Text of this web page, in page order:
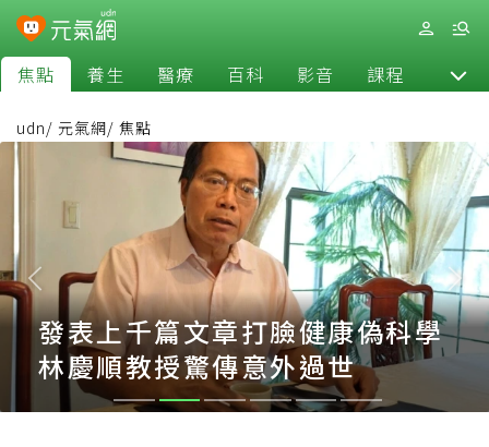
焦點 養生 醫療 百科 影音 課程 退休
udn/ 元氣網/ 焦點
發表上千篇文章打臉健康偽科學
林慶順教授驚傳意外過世